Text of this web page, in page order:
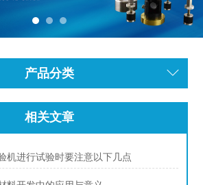
产品分类
相关文章
机进行试验时要注意以下几点